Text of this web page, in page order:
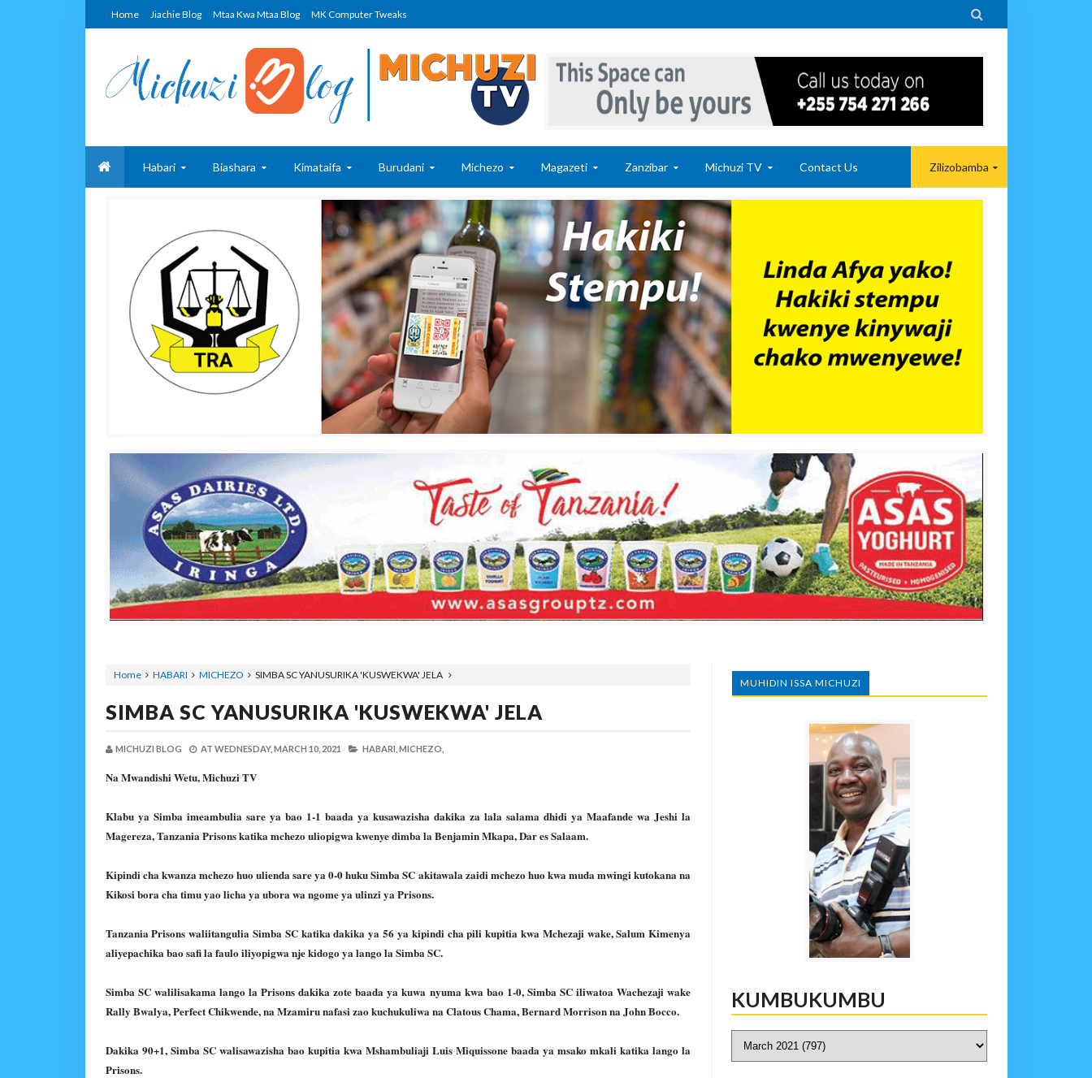
Home Jiachie Blog Mtaa Kwa Mtaa Blog MK Computer Tweaks 
Habari Biashara Kimataifa Burudani Michezo Magazeti Zanzibar Michuzi TV Contact Us Zilizobamba
Home HABARI MICHEZO SIMBA SC YANUSURIKA 'KUSWEKWA' JELA
SIMBA SC YANUSURIKA 'KUSWEKWA' JELA
MICHUZI BLOG AT WEDNESDAY, MARCH 10, 2021 HABARI, MICHEZO,
Na Mwandishi Wetu, Michuzi TV
Klabu ya Simba imeambulia sare ya bao 1-1 baada ya kusawazisha dakika za lala salama dhidi ya Maafande wa Jeshi la
Magereza, Tanzania Prisons katika mchezo uliopigwa kwenye dimba la Benjamin Mkapa, Dar es Salaam.
Kipindi cha kwanza mchezo huo ulienda sare ya 0-0 huku Simba SC akitawala zaidi mchezo huo kwa muda mwingi kutokana na
Kikosi bora cha timu yao licha ya ubora wa ngome ya ulinzi ya Prisons.
Tanzania Prisons waliitangulia Simba SC katika dakika ya 56 ya kipindi cha pili kupitia kwa Mchezaji wake, Salum Kimenya
aliyepachika bao safi la faulo iliyopigwa nje kidogo ya lango la Simba SC.
Simba SC walilisakama lango la Prisons dakika zote baada ya kuwa nyuma kwa bao 1-0, Simba SC iliwatoa Wachezaji wake
Rally Bwalya, Perfect Chikwende, na Mzamiru nafasi zao kuchukuliwa na Clatous Chama, Bernard Morrison na John Bocco.
Dakika 90+1, Simba SC walisawazisha bao kupitia kwa Mshambuliaji Luis Miquissone baada ya msako mkali katika lango la
Prisons.
MUHIDIN ISSA MICHUZI
KUMBUKUMBU